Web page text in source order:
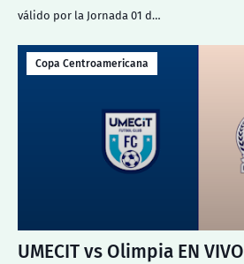
válido por la Jornada 01 d…
Copa Centroamericana
UMECIT vs Olimpia EN VIVO